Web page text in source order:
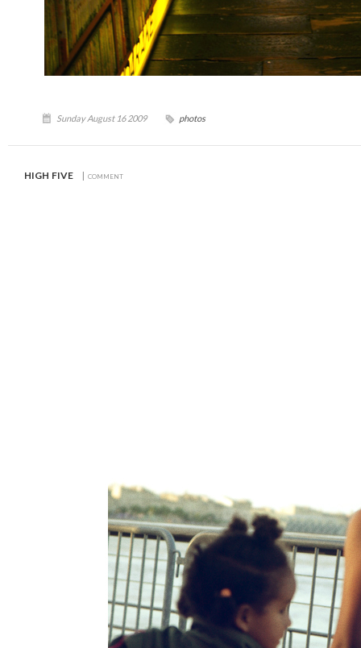
Sunday August 16 2009 photos
high five | comment